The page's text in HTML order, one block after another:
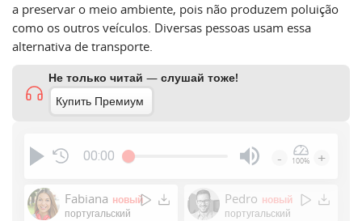
a preservar o meio ambiente, pois não produzem poluição
como os outros veículos. Diversas pessoas usam essa
alternativa de transporte.
Не только читай — слушай тоже!
Купить Премиум
00:00
Enter
or
- 100% +
Fabiana новый
португальский
Pedro новый
португальский